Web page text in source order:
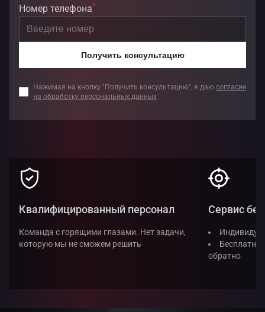
Номер телефона*
Получить консультацию
Нажимая на кнопку "Получить консультацию", я даю согласие
на обработку персональных данных
Квалифицированный персонал
Команда с горящими глазами. Нет задачи,
которую мы не сможем решить
Сервис
обратно